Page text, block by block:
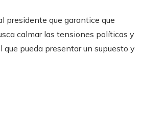
presidente que garantice que
calmar las tensiones políticas y
pueda presentar un supuesto y